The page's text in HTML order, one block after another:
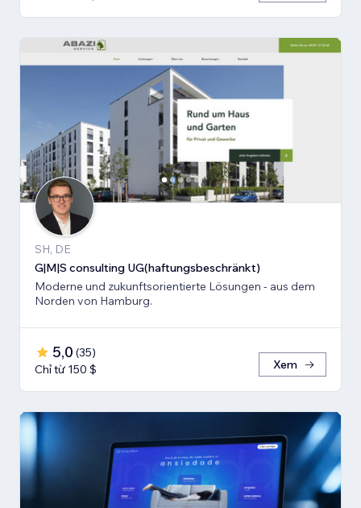
SH, DE
G|M|S consulting UG(haftungsbeschränkt)
Moderne und zukunftsorientierte Lösungen - aus dem
Norden von Hamburg.
5,0 (35)
Chỉ từ 150 $
Xem